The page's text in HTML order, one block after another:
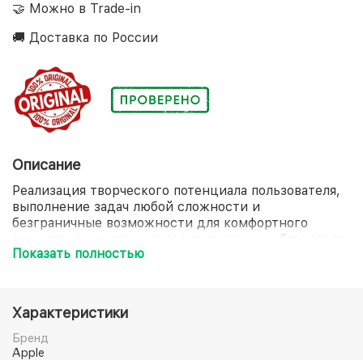
🤝 Можно в Trade-in
🚚 Доставка по России
Описание
Реализация творческого потенциала пользователя,
выполнение задач любой сложности и
безграничные возможности для комфортного
времяпрепровождения подарит своему обладателю
смартфон Apple iPhone 13 Pro Max. Его корпус
Apple A15 Bionic, который обеспечит невероятное
быстродействие при загрузке программ и
одновременном использовании нескольких
приложений. Четкие и реалистичные изображения
Показать полностью
Характеристики
Бренд
Apple